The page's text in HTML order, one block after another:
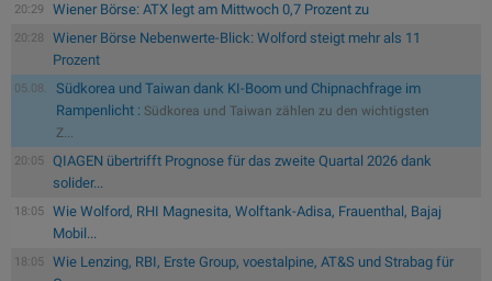
20:29 Wiener Börse: ATX legt am Mittwoch 0,7 Prozent zu
20:28
Wiener Börse Nebenwerte-Blick: Wolford steigt mehr als 11
Prozent
05.08.
Südkorea und Taiwan dank KI-Boom und Chipnachfrage im
Rampenlicht : Südkorea und Taiwan zählen zu den wichtigsten
Z...
20:05
QIAGEN übertrifft Prognose für das zweite Quartal 2026 dank
solider...
18:05
Wie Wolford, RHI Magnesita, Wolftank-Adisa, Frauenthal, Bajaj
Mobil...
18:05
Wie Lenzing, RBI, Erste Group, voestalpine, AT&S und Strabag für